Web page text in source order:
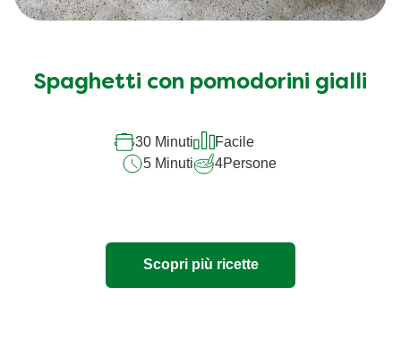
Spaghetti con pomodorini gialli
30 Minuti
Facile
5 Minuti
4Persone
Scopri più ricette